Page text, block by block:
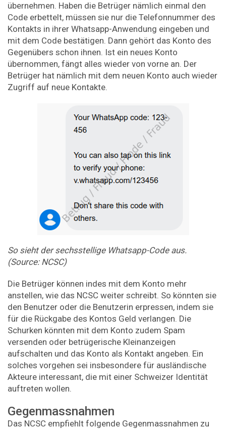
übernehmen. Haben die Betrüger nämlich einmal den
Code erbettelt, müssen sie nur die Telefonnummer des
Kontakts in ihrer Whatsapp-Anwendung eingeben und
mit dem Code bestätigen. Dann gehört das Konto des
Gegenübers schon ihnen. Ist ein neues Konto
übernommen, fängt alles wieder von vorne an. Der
Betrüger hat nämlich mit dem neuen Konto auch wieder
Zugriff auf neue Kontakte.
So sieht der sechsstellige Whatsapp-Code aus.
(Source: NCSC)
Die Betrüger können indes mit dem Konto mehr
anstellen, wie das NCSC weiter schreibt. So könnten sie
den Benutzer oder die Benutzerin erpressen, indem sie
für die Rückgabe des Kontos Geld verlangen. Die
Schurken könnten mit dem Konto zudem Spam
versenden oder betrügerische Kleinanzeigen
aufschalten und das Konto als Kontakt angeben. Ein
solches vorgehen sei insbesondere für ausländische
Akteure interessant, die mit einer Schweizer Identität
auftreten wollen.
Gegenmassnahmen
Das NCSC empfiehlt folgende Gegenmassnahmen zu